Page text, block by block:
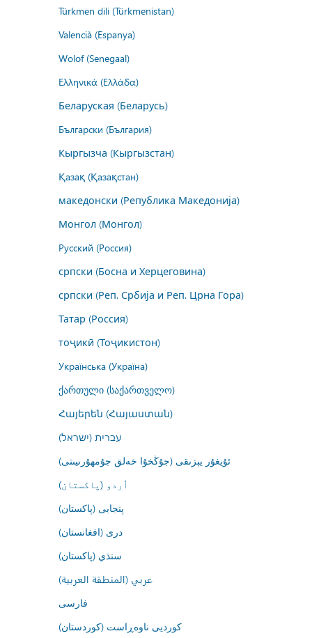
Türkmen dili (Türkmenistan)
Valencià (Espanya)
Wolof (Senegaal)
Ελληνικά (Ελλάδα)
Беларуская (Беларусь)
Български (България)
Кыргызча (Кыргызстан)
Қазақ (Қазақстан)
македонски (Република Македонија)
Монгол (Монгол)
Русский (Россия)
српски (Босна и Херцеговина)
српски (Реп. Србија и Реп. Црна Гора)
Татар (Россия)
тоҷикӣ (Тоҷикистон)
Українська (Україна)
ქართული (საქართველო)
Հայերեն (Հայաստան)
עברית (ישראל)
ئۇيغۇر يېزىقى (جۇڭخۇا خەلق جۇمھۇرىيىتى)
اُردو (پاکستان)
پنجابی (پاکستان)
درى (افغانستان)
سنڌي (پاکستان)
عربي (المنطقة العربية)
فارسى
کوردیی ناوەڕاست (کوردستان)